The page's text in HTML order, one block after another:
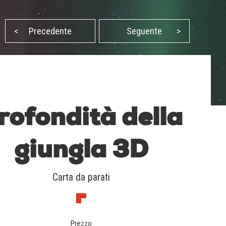
< Precedente Seguente >
della
giungla 3D
Carta da parati
Prezzo